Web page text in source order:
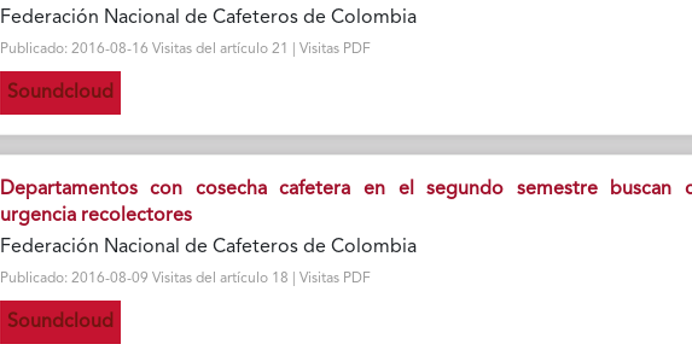
Federación Nacional de Cafeteros de Colombia
Publicado: 2016-08-16 Visitas del artículo 21 | Visitas PDF
Soundcloud
Departamentos con cosecha cafetera en el segundo semestre buscan
urgencia recolectores
Federación Nacional de Cafeteros de Colombia
Publicado: 2016-08-09 Visitas del artículo 18 | Visitas PDF
Soundcloud